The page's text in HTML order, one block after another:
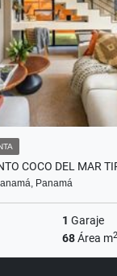
COCO DEL MAR
Panamá
1 Garaje
68Área m2